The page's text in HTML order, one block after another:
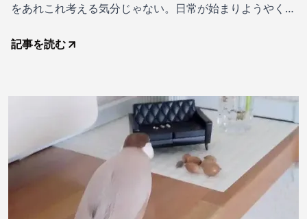
をあれこれ考える気分じゃない。日常が始まりようやく頭
年齢を重ねるにつれ億劫だ。がんばれわたし、来年の自分
記事を読む